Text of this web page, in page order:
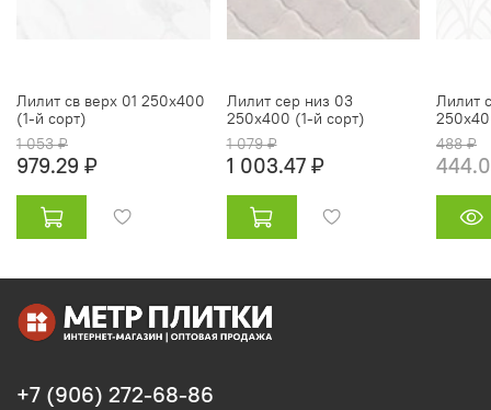
Лилит св верх 01 250х400
(1-й сорт)
1 053 ₽
979.29 ₽
Лилит сер низ 03
250х400 (1-й сорт)
1 079 ₽
1 003.47 ₽
Лилит
488 ₽
+7 (906) 272-68-86